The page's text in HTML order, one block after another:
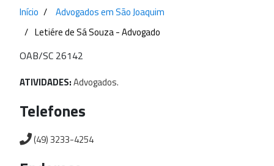
Início
Advogados em São Joaquim
Letiére de Sá Souza - Advogado
OAB/SC 26142
ATIVIDADES:Advogados.
Telefones
(49) 3233-4254